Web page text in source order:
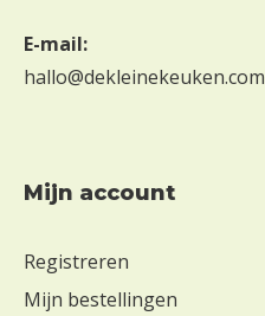
E-mail:
hallo@dekleinekeuken.com
Mijn account
Registreren
Mijn bestellingen